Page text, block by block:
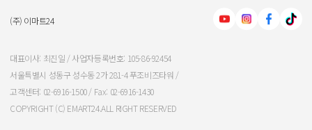
신세계백화점
이마트
신세계인터내셔날
신세계푸드
(주) 이마트24
대표이사: 최진일 / 사업자등록번호: 105-86-92454
서울특별시 성동구 성수동 2가 281-4 푸조비즈타워 /
고객센터: 02-6916-1500 / Fax: 02-6916-1430
COPYRIGHT (C) EMART24.ALL RIGHT RESERVED